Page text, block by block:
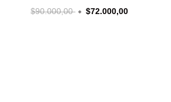
$90.000,00
$72.000,00